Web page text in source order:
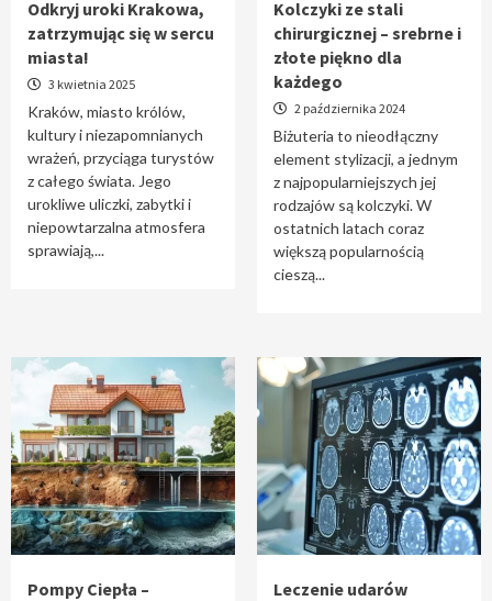
Odkryj uroki Krakowa,
zatrzymując się w sercu
miasta!
3 kwietnia 2025
Kraków, miasto królów,
kultury i niezapomnianych
wrażeń, przyciąga turystów
z całego świata. Jego
urokliwe uliczki, zabytki i
niepowtarzalna atmosfera
sprawiają,...
Kolczyki ze stali
chirurgicznej – srebrne i
złote piękno dla
każdego
2 października 2024
Biżuteria to nieodłączny
element stylizacji, a jednym
z najpopularniejszych jej
rodzajów są kolczyki. W
ostatnich latach coraz
większą popularnością
cieszą...
Pompy Ciepła –
Leczenie udarów